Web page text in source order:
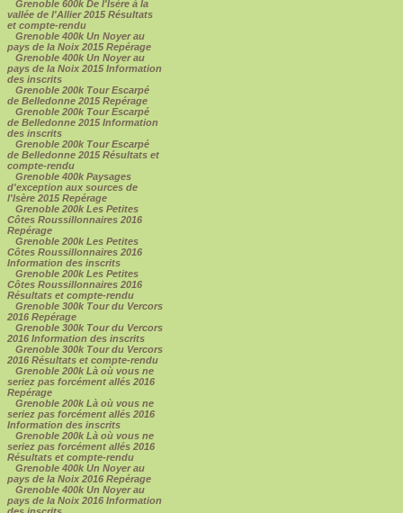
Grenoble 600k De l'Isère à la
vallée de l'Allier 2015 Résultats
et compte-rendu
Grenoble 400k Un Noyer au
pays de la Noix 2015 Repérage
Grenoble 400k Un Noyer au
pays de la Noix 2015 Information
des inscrits
Grenoble 200k Tour Escarpé
de Belledonne 2015 Repérage
Grenoble 200k Tour Escarpé
de Belledonne 2015 Information
des inscrits
Grenoble 200k Tour Escarpé
de Belledonne 2015 Résultats et
compte-rendu
Grenoble 400k Paysages
d'exception aux sources de
l'Isère 2015 Repérage
Grenoble 200k Les Petites
Côtes Roussillonnaires 2016
Repérage
Grenoble 200k Les Petites
Côtes Roussillonnaires 2016
Information des inscrits
Grenoble 200k Les Petites
Côtes Roussillonnaires 2016
Résultats et compte-rendu
Grenoble 300k Tour du Vercors
2016 Repérage
Grenoble 300k Tour du Vercors
2016 Information des inscrits
Grenoble 300k Tour du Vercors
2016 Résultats et compte-rendu
Grenoble 200k Là où vous ne
seriez pas forcément allés 2016
Repérage
Grenoble 200k Là où vous ne
seriez pas forcément allés 2016
Information des inscrits
Grenoble 200k Là où vous ne
seriez pas forcément allés 2016
Résultats et compte-rendu
Grenoble 400k Un Noyer au
pays de la Noix 2016 Repérage
Grenoble 400k Un Noyer au
pays de la Noix 2016 Information